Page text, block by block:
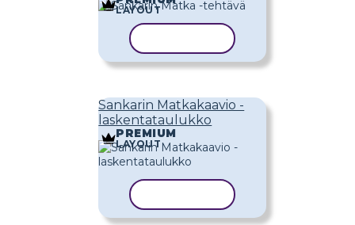
LAYOUT
Sankarin Matkakaavio -
laskentataulukko
PREMIUM
LAYOUT